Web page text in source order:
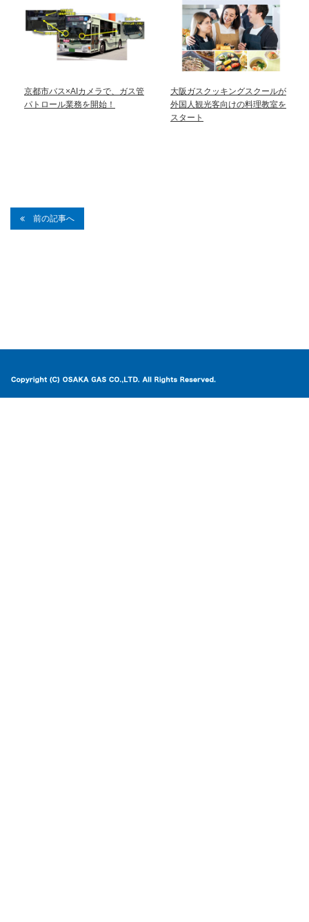
京都市バス×AIカメラで、ガス管
パトロール業務を開始！
大阪ガスクッキングスクールが
外国人観光客向けの料理教室を
スタート
前の記事へ